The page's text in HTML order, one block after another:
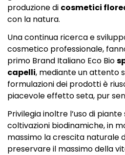
produzione di cosmetici
con la natura.
Una continua ricerca e
cosmetico professionale,
primo Brand Italiano Eco Bio
capelli, mediante un attento
formulazioni dei prodotti è
piacevole effetto seta, pur
Privilegia inoltre l’uso di
coltivazioni biodinamiche, in
massimo la crescita naturale
preservare il massimo della